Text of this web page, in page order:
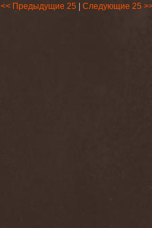
<< Предыдущие 25 Следующие 25